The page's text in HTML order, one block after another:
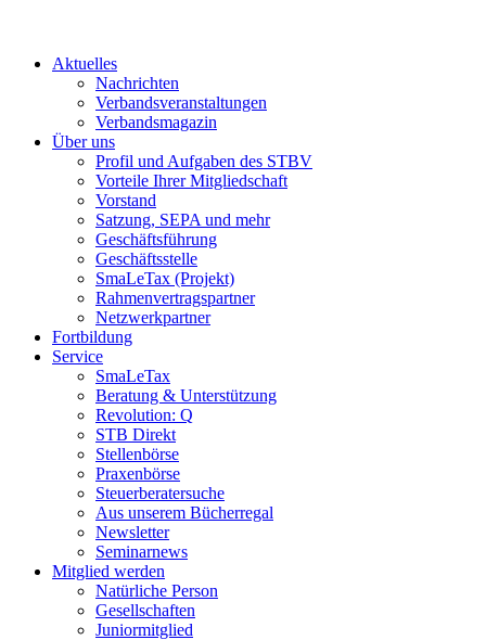
Aktuelles
Nachrichten
Verbandsveranstaltungen
Verbandsmagazin
Über uns
Profil und Aufgaben des STBV
Vorteile Ihrer Mitgliedschaft
Vorstand
Satzung, SEPA und mehr
Geschäftsführung
Geschäftsstelle
SmaLeTax (Projekt)
Rahmenvertragspartner
Netzwerkpartner
Fortbildung
Service
SmaLeTax
Beratung & Unterstützung
Revolution: Q
STB Direkt
Stellenbörse
Praxenbörse
Steuerberatersuche
Aus unserem Bücherregal
Newsletter
Seminarnews
Mitglied werden
Natürliche Person
Gesellschaften
Juniormitglied